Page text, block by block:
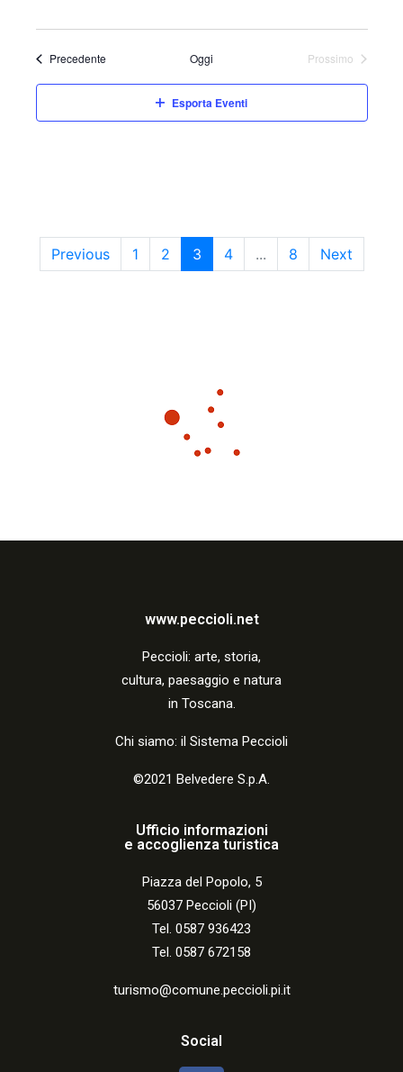
PrecedenteEventi Oggi
Prossimo
Esporta Eventi
Previous 1 2 3 4 ... 8 Next
www.peccioli.net
Peccioli: arte, storia,
cultura, paesaggio e natura
in Toscana.
Chi siamo: il Sistema Peccioli
©2021 Belvedere S.p.A.
Ufficio informazioni
e accoglienza turistica
Piazza del Popolo, 5
56037 Peccioli (PI)
Tel. 0587 936423
Tel. 0587 672158
turismo@comune.peccioli.pi.it
Social